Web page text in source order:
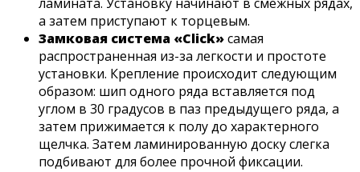
а затем приступают к торцевым.
Замковая система «Click»самая
распространенная из-за легкости и простоте
установки. Крепление происходит следующим
образом: шип одного ряда вставляется под
углом в 30 градусов в паз предыдущего ряда, а
затем прижимается к полу до характерного
щелчка. Затем ламинированную доску слегка
подбивают для более прочной фиксации.